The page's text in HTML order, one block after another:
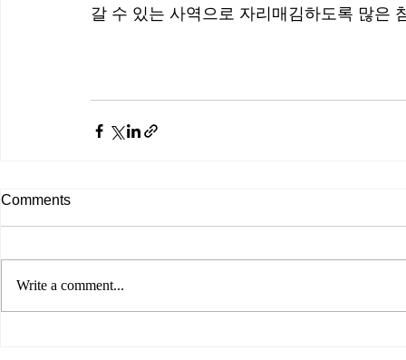
갈 수 있는 사역으로 자리매김하도록 많은
Comments
Write a comment...